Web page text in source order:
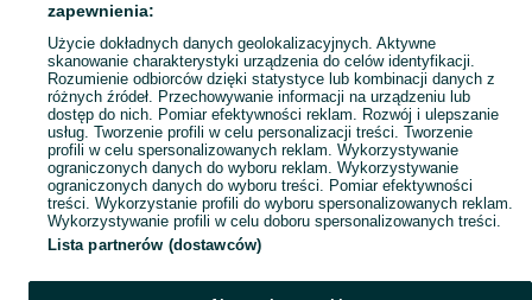
Mapa ministron
Popularne wyszukiwania
zapewnienia:
Użycie dokładnych danych geolokalizacyjnych. Aktywne
skanowanie charakterystyki urządzenia do celów identyfikacji.
Rozumienie odbiorców dzięki statystyce lub kombinacji danych z
różnych źródeł. Przechowywanie informacji na urządzeniu lub
dostęp do nich. Pomiar efektywności reklam. Rozwój i ulepszanie
usług. Tworzenie profili w celu personalizacji treści. Tworzenie
profili w celu spersonalizowanych reklam. Wykorzystywanie
ograniczonych danych do wyboru reklam. Wykorzystywanie
ograniczonych danych do wyboru treści. Pomiar efektywności
treści. Wykorzystanie profili do wyboru spersonalizowanych reklam.
Wykorzystywanie profili w celu doboru spersonalizowanych treści.
Lista partnerów (dostawców)